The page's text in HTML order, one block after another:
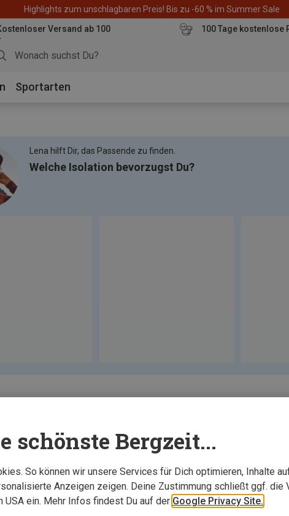
Highlights zum unschlagbaren Preis! Bis zu -60 % im Summer Sale
Versand ab 100
100 Tage kostenlose
Sportarten
Lena hilft Dir, das Passende zu finden.
Welche Isolation bevorzugst Du?
schönste Bergzeit...
So können wir unsere Services für Dich optimieren, Inhalte
Anzeigen zeigen. Deine Zustimmung schließt ggf. die
USA ein. Mehr Infos findest Du auf der Google Privacy Site.